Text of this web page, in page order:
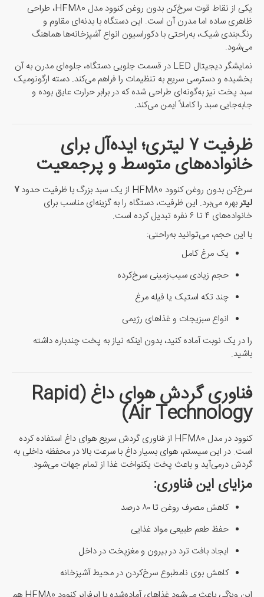
یکی از نقاط قوت سرخ‌کن بدون روغن کنوود مدل HFM80، طراحی
ظاهری ساده اما مدرن آن است. این دستگاه با بدنه‌ای مقاوم و
رنگ‌بندی شیک، به‌راحتی با دکوراسیون انواع آشپزخانه‌ها هماهنگ
می‌شود.
نمایشگر دیجیتال LED در قسمت جلویی دستگاه، جلوه‌ای مدرن به آن
بخشیده و دسترسی سریع به تنظیمات را فراهم می‌کند. دسته ارگونومیک
سبد پخت نیز به‌گونه‌ای طراحی شده که در برابر حرارت عایق بوده و
جابه‌جایی سبد را کاملاً ایمن می‌کند.
ظرفیت ۷ لیتری؛ ایده‌آل برای
خانواده‌های متوسط و پرجمعیت
سرخ‌کن بدون روغن کنوود HFM80 از یک سبد بزرگ با ظرفیت حدود
۷
لیتربهره می‌برد. این ظرفیت، دستگاه را به گزینه‌ای مناسب برای
خانواده‌های ۴ تا ۶ نفره تبدیل کرده است.
با این حجم، می‌توانید به‌راحتی:
یک مرغ کامل
حجم زیادی سیب‌زمینی سرخ‌کرده
چند تکه استیک یا فیله مرغ
انواع سبزیجات و غذاهای رژیمی
را در یک نوبت آماده کنید، بدون اینکه نیاز به پخت چندباره داشته
باشید.
فناوری گردش هوای داغ (Rapid
Air Technology)
کنوود در مدل HFM80 از فناوری گردش سریع هوای داغ استفاده کرده
است. در این سیستم، هوای بسیار داغ با سرعت بالا در محفظه داخلی به
گردش درمی‌آید و باعث پخت یکنواخت غذا از تمام جهات می‌شود.
مزایای این فناوری:
کاهش مصرف روغن تا ۸۰ درصد
حفظ طعم طبیعی مواد غذایی
ایجاد بافت ترد در بیرون و مغزپخت در داخل
کاهش بوی نامطبوع سرخ‌کردن در محیط آشپزخانه